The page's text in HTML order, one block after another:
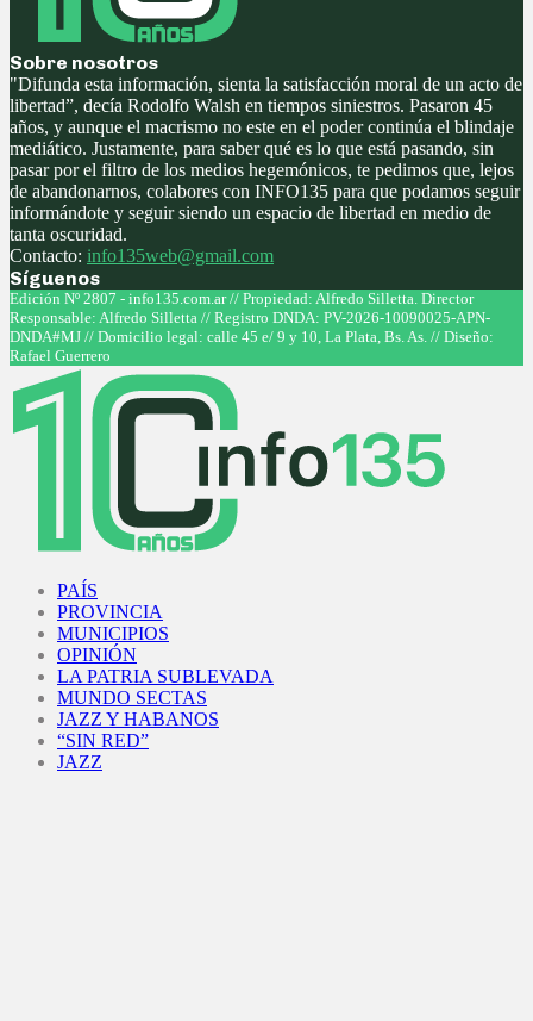
Sobre nosotros
"Difunda esta información, sienta la satisfacción moral de un acto de
libertad”, decía Rodolfo Walsh en tiempos siniestros. Pasaron 45
años, y aunque el macrismo no este en el poder continúa el blindaje
mediático. Justamente, para saber qué es lo que está pasando, sin
pasar por el filtro de los medios hegemónicos, te pedimos que, lejos
de abandonarnos, colabores con INFO135 para que podamos seguir
informándote y seguir siendo un espacio de libertad en medio de
tanta oscuridad.
Contacto: info135web@gmail.com
Síguenos
Facebook
Twitter
Instagram
Youtube
Edición Nº 2807 - info135.com.ar // Propiedad: Alfredo Silletta. Director
Responsable: Alfredo Silletta // Registro DNDA: PV-2026-10090025-APN-
DNDA#MJ // Domicilio legal: calle 45 e/ 9 y 10, La Plata, Bs. As. // Diseño:
Rafael Guerrero
PAÍS
PROVINCIA
MUNICIPIOS
OPINIÓN
LA PATRIA SUBLEVADA
MUNDO SECTAS
JAZZ Y HABANOS
“SIN RED”
JAZZ